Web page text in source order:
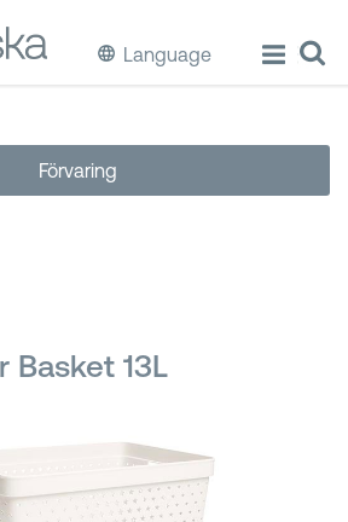
Language
mat
Förvaring
Basket 13L